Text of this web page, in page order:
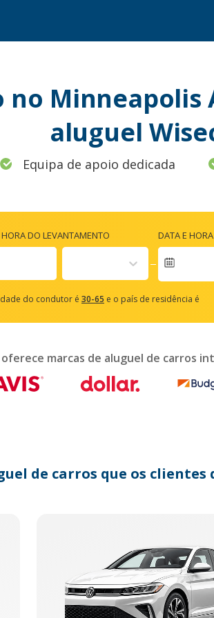
Minneapolis
aluguel
Equipa de apoio dedicada
DO LEVANTAMENTO DATA E
do condutor é30-65 e o país de residência é
oferece marcas de aluguel de carros
de carros que os